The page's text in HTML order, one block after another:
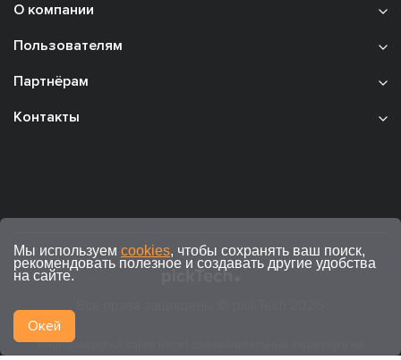
О компании
Пользователям
Партнёрам
Контакты
Информация на сайте носит ознакомительный характер и не
Мы используем cookies, чтобы сохранять ваш поиск,
рекомендовать полезное и создавать другие удобства
на сайте.
Окей